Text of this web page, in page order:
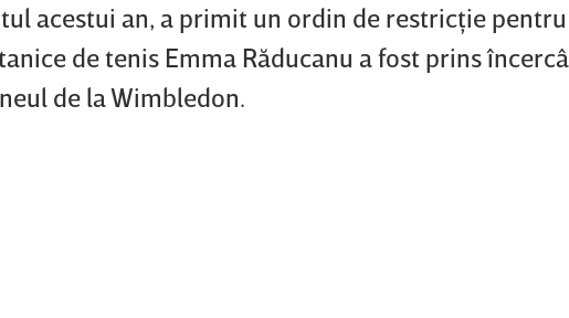
acestui an, a primit un ordin de restricţie pentru
de tenis Emma Răducanu a fost prins
de la Wimbledon.